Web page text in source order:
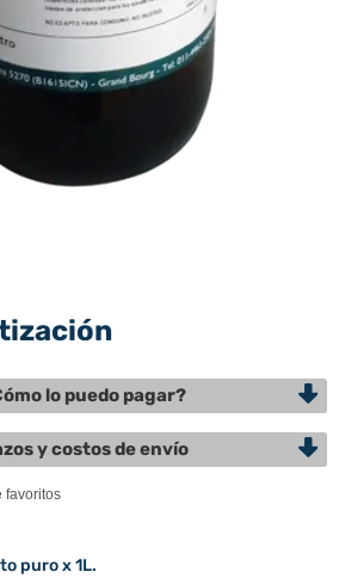
lo puedo pagar?
y costos de envío
puro x 1L.